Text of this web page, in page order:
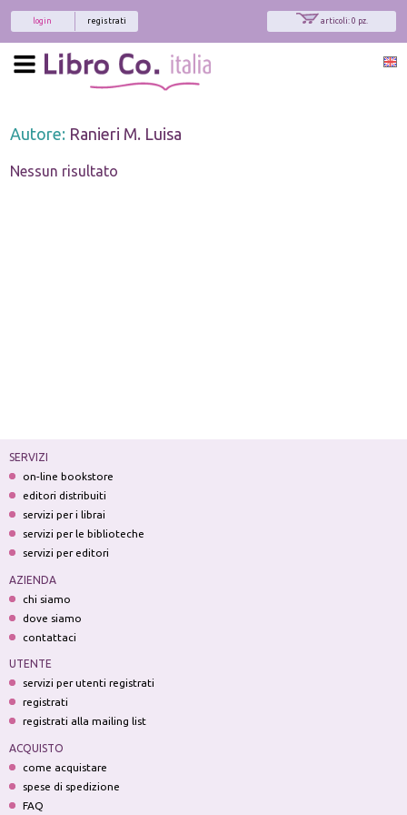
articoli: 0 pz.
registrati
login
Autore: Ranieri M. Luisa
Nessun risultato
SERVIZI
on-line bookstore
editori distribuiti
servizi per i librai
servizi per le biblioteche
servizi per editori
AZIENDA
chi siamo
dove siamo
contattaci
UTENTE
servizi per utenti registrati
registrati
registrati alla mailing list
ACQUISTO
come acquistare
spese di spedizione
FAQ